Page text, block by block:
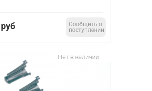
руб
Сообщить о
поступлении
Нет в наличии